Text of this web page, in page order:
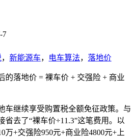
7
， 新能源车， 电车算法， 落地价
的落地价 = 裸车价 + 交强险 + 商业
车继续享受购置税全额免征政策。与
省去了“裸车价÷11.3”这笔费用。以
万+交强险950元+商业险4800元+上